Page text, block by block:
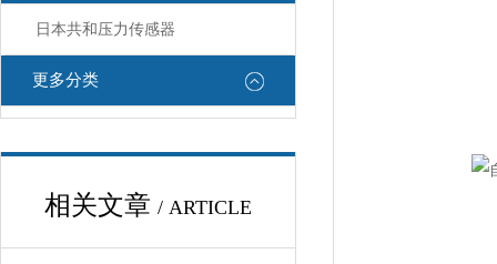
日本共和压力传感器
更多分类
相关文章 / ARTICLE